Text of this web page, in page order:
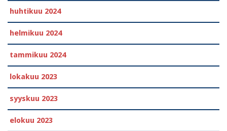
huhtikuu 2024
helmikuu 2024
tammikuu 2024
lokakuu 2023
syyskuu 2023
elokuu 2023